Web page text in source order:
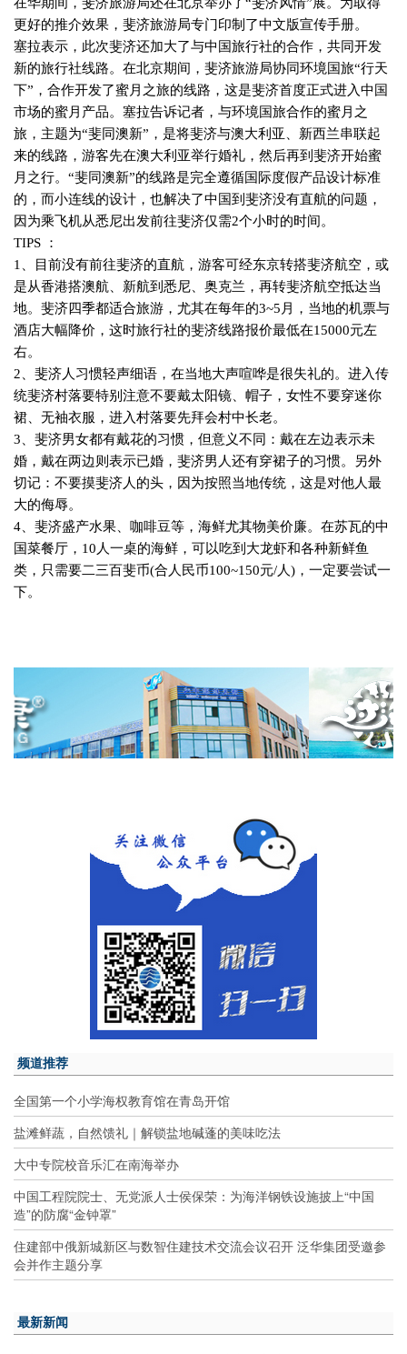
在华期间，斐济旅游局还在北京举办了“斐济风情”展。为取得
更好的推介效果，斐济旅游局专门印制了中文版宣传手册。
塞拉表示，此次斐济还加大了与中国旅行社的合作，共同开发
新的旅行社线路。在北京期间，斐济旅游局协同环境国旅“行天
下”，合作开发了蜜月之旅的线路，这是斐济首度正式进入中国
市场的蜜月产品。塞拉告诉记者，与环境国旅合作的蜜月之
旅，主题为“斐同澳新”，是将斐济与澳大利亚、新西兰串联起
来的线路，游客先在澳大利亚举行婚礼，然后再到斐济开始蜜
月之行。“斐同澳新”的线路是完全遵循国际度假产品设计标准
的，而小连线的设计，也解决了中国到斐济没有直航的问题，
因为乘飞机从悉尼出发前往斐济仅需2个小时的时间。
TIPS
：
1、目前没有前往斐济的直航，游客可经东京转搭斐济航空，或
是从香港搭澳航、新航到悉尼、奥克兰，再转斐济航空抵达当
地。斐济四季都适合旅游，尤其在每年的3~5月，当地的机票与
酒店大幅降价，这时旅行社的斐济线路报价最低在15000元左
右。
2、斐济人习惯轻声细语，在当地大声喧哗是很失礼的。进入传
统斐济村落要特别注意不要戴太阳镜、帽子，女性不要穿迷你
裙、无袖衣服，进入村落要先拜会村中长老。
3、斐济男女都有戴花的习惯，但意义不同：戴在左边表示未
婚，戴在两边则表示已婚，斐济男人还有穿裙子的习惯。另外
切记：不要摸斐济人的头，因为按照当地传统，这是对他人最
大的侮辱。
4、斐济盛产水果、咖啡豆等，海鲜尤其物美价廉。在苏瓦的中
国菜餐厅， 10人一桌的海鲜，可以吃到大龙虾和各种新鲜鱼
类，只需要二三百斐币(合人民币100~150元/人) ，一定要尝试一
下。
频道推荐
全国第一个小学海权教育馆在青岛开馆
盐滩鲜蔬，自然馈礼｜解锁盐地碱蓬的美味吃法
大中专院校音乐汇在南海举办
中国工程院院士、无党派人士侯保荣：为海洋钢铁设施披上“中国
造”的防腐“金钟罩”
住建部中俄新城新区与数智住建技术交流会议召开 泛华集团受邀参
会并作主题分享
最新新闻